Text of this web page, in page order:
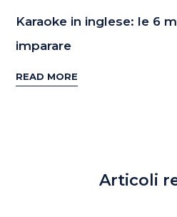
Karaoke in inglese: le 6
imparare
READ MORE
Articoli